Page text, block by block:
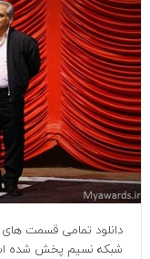
دانلود تمامی قسمت
شبکه نسیم پخش شده